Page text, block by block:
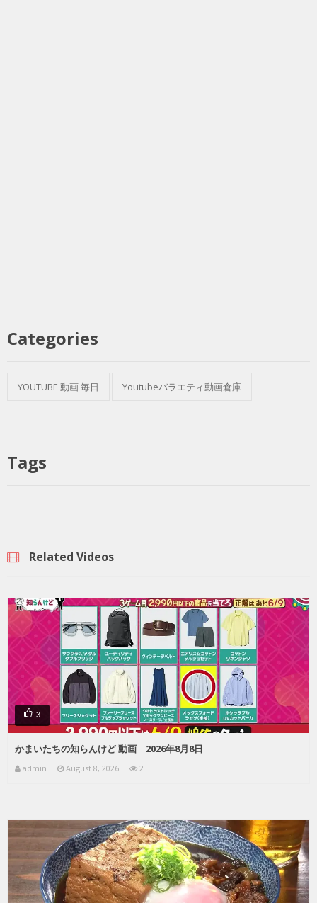
Categories
YOUTUBE 動画 毎日 Youtubeバラエティ動画倉庫
Tags
Related Videos
3
かまいたちの知らんけど 動画 2026年8月8日
admin August 8, 2026 2